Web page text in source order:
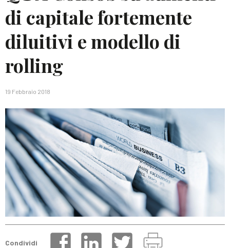
di capitale fortemente
diluitivi e modello di
rolling
19 Febbraio 2018
Condividi